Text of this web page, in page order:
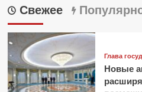
Свежее
Глава
Новые